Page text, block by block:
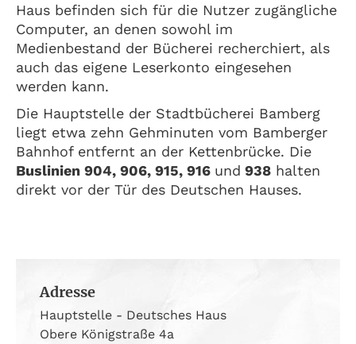
Haus befinden sich für die Nutzer zugängliche
Computer, an denen sowohl im
Medienbestand der Bücherei recherchiert, als
auch das eigene Leserkonto eingesehen
werden kann.
Die Hauptstelle der Stadtbücherei Bamberg
liegt etwa zehn Gehminuten vom Bamberger
Bahnhof entfernt an der Kettenbrücke. Die
Buslinien 904, 906, 915, 916 und 938 halten
direkt vor der Tür des Deutschen Hauses.
Adresse
Hauptstelle - Deutsches Haus
Obere Königstraße 4a